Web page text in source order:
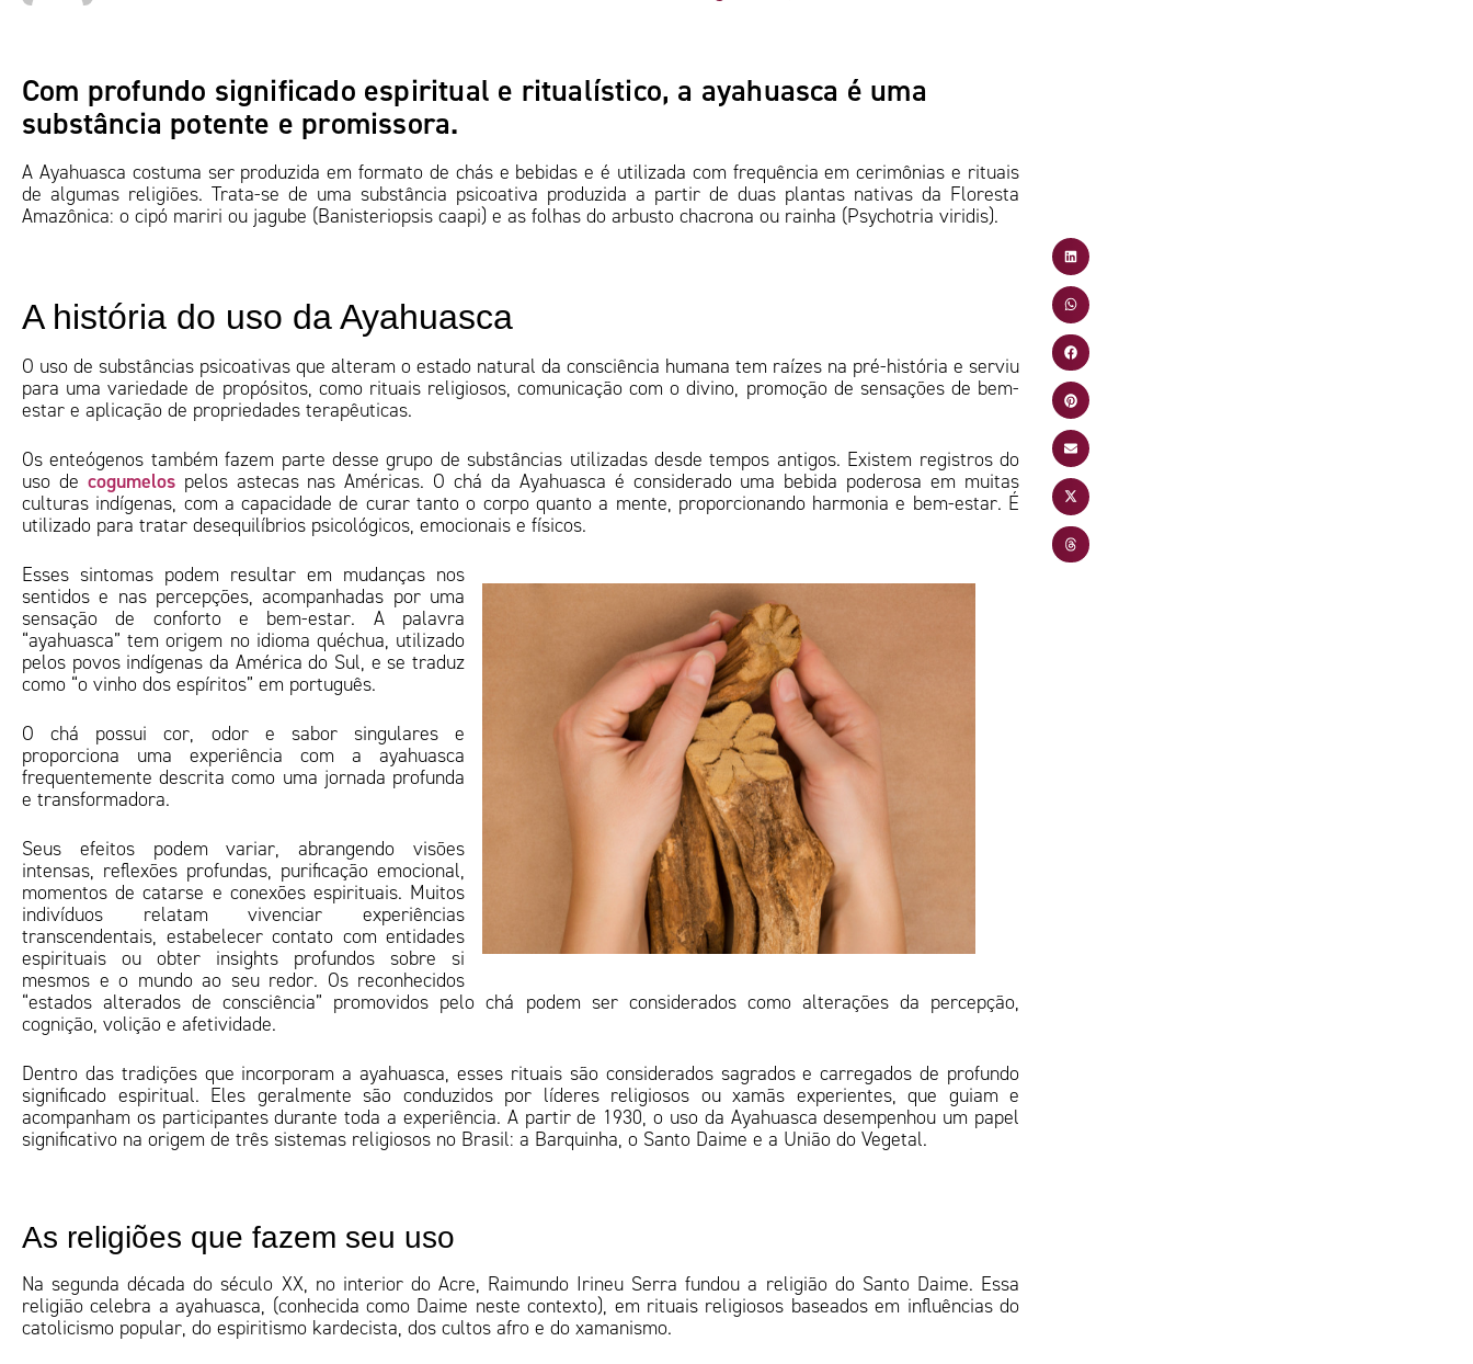
Com profundo significado espiritual e ritualístico, a ayahuasca é uma
substância potente e promissora.
A Ayahuasca costuma ser produzida em formato de chás e bebidas e é utilizada com frequência em cerimônias e rituais
de algumas religiões. Trata-se de uma substância psicoativa produzida a partir de duas plantas nativas da Floresta
Amazônica: o cipó mariri ou jagube (Banisteriopsis caapi) e as folhas do arbusto chacrona ou rainha (Psychotria viridis).
A história do uso da Ayahuasca
O uso de substâncias psicoativas que alteram o estado natural da consciência humana tem raízes na pré-história e serviu
para uma variedade de propósitos, como rituais religiosos, comunicação com o divino, promoção de sensações de bem-
estar e aplicação de propriedades terapêuticas.
Os enteógenos também fazem parte desse grupo de substâncias utilizadas desde tempos antigos. Existem registros do
uso de cogumelospelos astecas nas Américas. O chá da Ayahuasca é considerado uma bebida poderosa em muitas
culturas indígenas, com a capacidade de curar tanto o corpo quanto a mente, proporcionando harmonia e bem-estar. É
utilizado para tratar desequilíbrios psicológicos, emocionais e físicos.
Esses sintomas podem resultar em mudanças nos
sentidos e nas percepções, acompanhadas por uma
sensação de conforto e bem-estar. A palavra
“ayahuasca” tem origem no idioma quéchua, utilizado
pelos povos indígenas da América do Sul, e se traduz
como “o vinho dos espíritos” em português.
O chá possui cor, odor e sabor singulares e
proporciona uma experiência com a ayahuasca
frequentemente descrita como uma jornada profunda
e transformadora.
Seus efeitos podem variar, abrangendo visões
intensas, reflexões profundas, purificação emocional,
momentos de catarse e conexões espirituais. Muitos
indivíduos relatam vivenciar experiências
transcendentais, estabelecer contato com entidades
espirituais ou obter insights profundos sobre si
mesmos e o mundo ao seu redor. Os reconhecidos
“estados alterados de consciência” promovidos pelo chá podem ser considerados como alterações da percepção,
cognição, volição e afetividade.
Dentro das tradições que incorporam a ayahuasca, esses rituais são considerados sagrados e carregados de profundo
significado espiritual. Eles geralmente são conduzidos por líderes religiosos ou xamãs experientes, que guiam e
acompanham os participantes durante toda a experiência. A partir de 1930, o uso da Ayahuasca desempenhou um papel
significativo na origem de três sistemas religiosos no Brasil: a Barquinha, o Santo Daime e a União do Vegetal.
As religiões que fazem seu uso
Na segunda década do século XX, no interior do Acre, Raimundo Irineu Serra fundou a religião do Santo Daime. Essa
religião celebra a ayahuasca, (conhecida como Daime neste contexto), em rituais religiosos baseados em influências do
catolicismo popular, do espiritismo kardecista, dos cultos afro e do xamanismo.